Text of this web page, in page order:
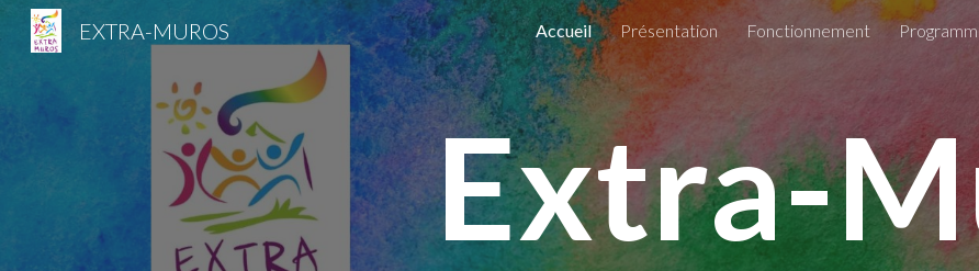
Skip to main content Skip to
EXTRA-MUROS Accueil Présentation Fonctionnement
Extra-